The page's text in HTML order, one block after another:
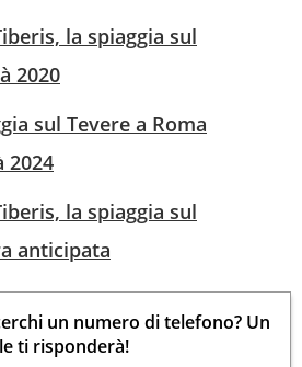
la spiaggia sul
2020
sul Tevere a Roma
2024
la spiaggia sul
anticipata
un numero di telefono? Un
ti risponderà!